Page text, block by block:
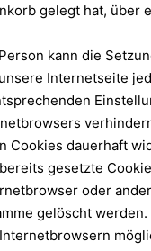
gelegt hat, über
kann die
Internetseite
Cookies dauerhaft
gesetzte
oder
gelöscht werden.